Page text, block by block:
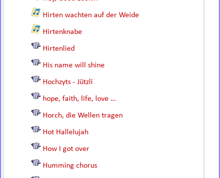
Hirten wachten auf der Weide
Hirtenknabe
Hirtenlied
His name will shine
Hochzyts - Jützli
hope, faith, life, love …
Horch, die Wellen tragen
Hot Hallelujah
How I got over
Humming chorus